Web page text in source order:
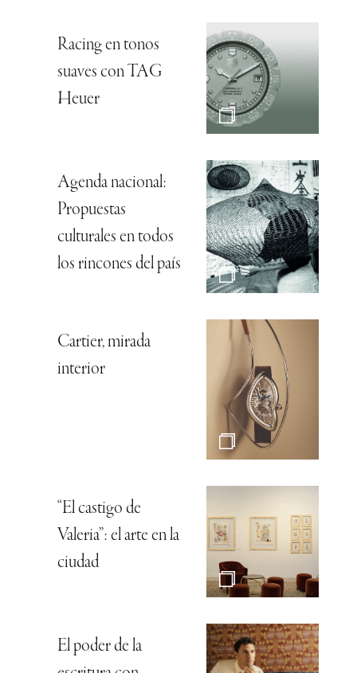
Racing en tonos
suaves con TAG
Heuer
Agenda nacional:
Propuestas
culturales en todos
los rincones del país
Cartier, mirada
interior
“El castigo de
Valeria”: el arte en la
ciudad
El poder de la